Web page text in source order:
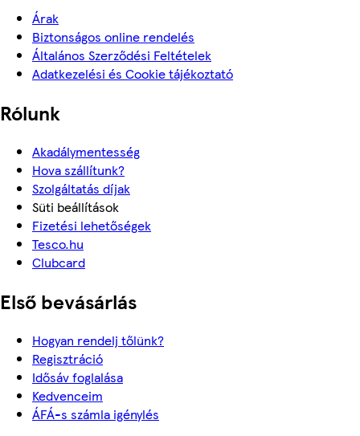
Árak
Biztonságos online rendelés
Általános Szerződési Feltételek
Adatkezelési és Cookie tájékoztató
Rólunk
Akadálymentesség
Hova szállítunk?
Szolgáltatás díjak
Süti beállítások
Fizetési lehetőségek
Tesco.hu
Clubcard
Első bevásárlás
Hogyan rendelj tőlünk?
Regisztráció
Idősáv foglalása
Kedvenceim
ÁFÁ-s számla igénylés